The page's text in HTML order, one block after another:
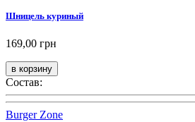
Шницель куриный
169,00 грн
Состав:
Burger Zone